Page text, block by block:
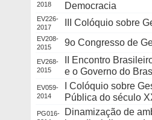
2018
Democracia
EV226-
2017
III Colóquio sobre
EV208-
2015
9o Congresso de
EV268-
2015
II Encontro
e o Governo do
EV059-
2014
I Colóquio sobre
Pública do século
PG016-
Dinamização de